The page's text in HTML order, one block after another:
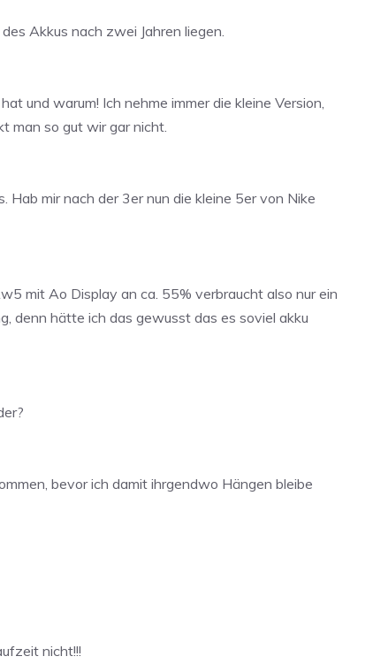
Akkus nach zwei Jahren liegen.
und warum! Ich nehme immer die kleine Version,
man so gut wir gar nicht.
mir nach der 3er nun die kleine 5er von Nike
mit Ao Display an ca. 55% verbraucht also nur ein
denn hätte ich das gewusst das es soviel akku
bevor ich damit ihrgendwo Hängen bleibe
nicht!!!